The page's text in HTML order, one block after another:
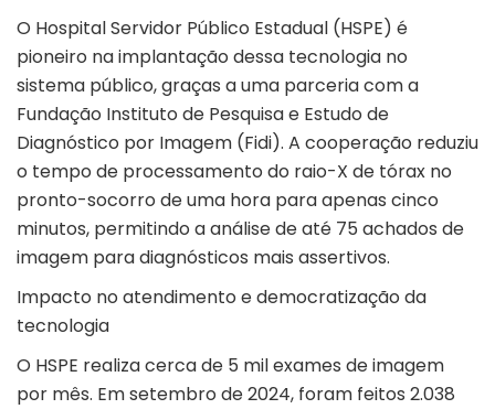
O Hospital Servidor Público Estadual (HSPE) é
pioneiro na implantação dessa tecnologia no
sistema público, graças a uma parceria com a
Fundação Instituto de Pesquisa e Estudo de
Diagnóstico por Imagem (Fidi). A cooperação reduziu
o tempo de processamento do raio-X de tórax no
pronto-socorro de uma hora para apenas cinco
minutos, permitindo a análise de até 75 achados de
imagem para diagnósticos mais assertivos.
Impacto no atendimento e democratização da
tecnologia
O HSPE realiza cerca de 5 mil exames de imagem
por mês. Em setembro de 2024, foram feitos 2.038